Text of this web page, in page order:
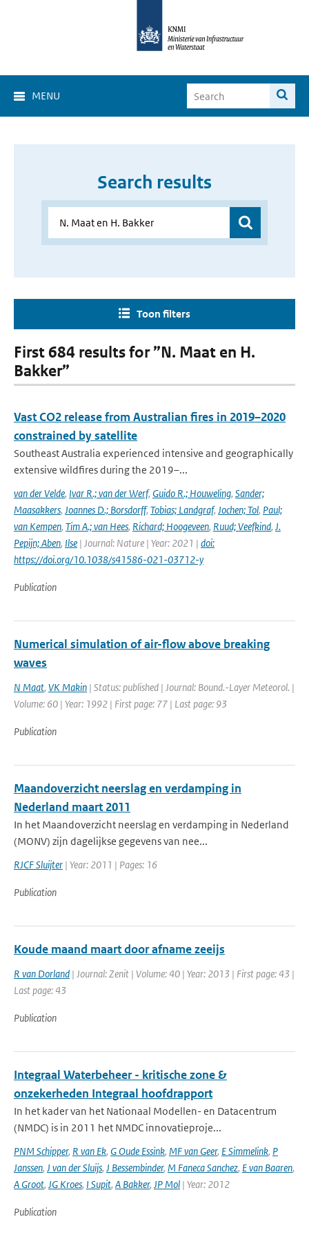
MENU
Search results
Toon filters
First 684 results for ”N. Maat en H.
Bakker”
Vast CO2 release from Australian fires in 2019–2020
constrained by satellite
Southeast Australia experienced intensive and geographically
extensive wildfires during the 2019–...
van der Velde, Ivar R.; van der Werf, Guido R.; Houweling, Sander;
Maasakkers, Joannes D.; Borsdorff, Tobias; Landgraf, Jochen; Tol, Paul;
van Kempen, Tim A.; van Hees, Richard; Hoogeveen, Ruud; Veefkind, J.
Pepijn; Aben, Ilse | Journal: Nature | Year: 2021 | doi:
https://doi.org/10.1038/s41586-021-03712-y
Publication
Numerical simulation of air-flow above breaking
waves
N Maat, VK Makin | Status: published | Journal: Bound.-Layer Meteorol. |
Volume: 60 | Year: 1992 | First page: 77 | Last page: 93
Publication
Maandoverzicht neerslag en verdamping in
Nederland maart 2011
In het Maandoverzicht neerslag en verdamping in Nederland
(MONV) zijn dagelijkse gegevens van nee...
RJCF Sluijter | Year: 2011 | Pages: 16
Publication
Koude maand maart door afname zeeijs
R van Dorland | Journal: Zenit | Volume: 40 | Year: 2013 | First page: 43 |
Last page: 43
Publication
Integraal Waterbeheer - kritische zone &
onzekerheden Integraal hoofdrapport
In het kader van het Nationaal Modellen- en Datacentrum
(NMDC) is in 2011 het NMDC innovatieproje...
PNM Schipper, R van Ek, G Oude Essink, MF van Geer, E Simmelink, P
Janssen, J van der Sluijs, J Bessembinder, M Faneca Sanchez, E van Baaren,
A Groot, JG Kroes, I Supit, A Bakker, JP Mol | Year: 2012
Publication